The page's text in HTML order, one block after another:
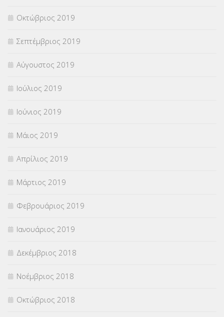
Οκτώβριος 2019
Σεπτέμβριος 2019
Αύγουστος 2019
Ιούλιος 2019
Ιούνιος 2019
Μάιος 2019
Απρίλιος 2019
Μάρτιος 2019
Φεβρουάριος 2019
Ιανουάριος 2019
Δεκέμβριος 2018
Νοέμβριος 2018
Οκτώβριος 2018